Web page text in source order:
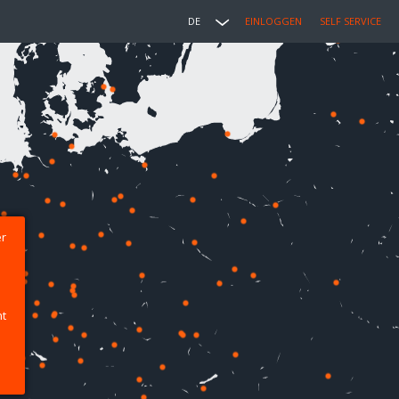
DE EINLOGGEN SELF SERVICE